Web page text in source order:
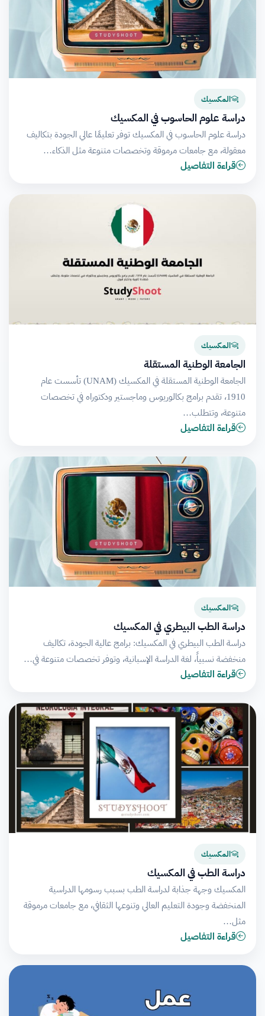
المكسيك
دراسة علوم الحاسوب في المكسيك
دراسة علوم الحاسوب في المكسيك توفر تعليمًا عالي الجودة بتكاليف
معقولة، مع جامعات مرموقة وتخصصات متنوعة مثل الذكاء…
قراءة التفاصيل
المكسيك
الجامعة الوطنية المستقلة
الجامعة الوطنية المستقلة في المكسيك (UNAM) تأسست عام
1910، تقدم برامج بكالوريوس وماجستير ودكتوراه في تخصصات
متنوعة، وتتطلب…
قراءة التفاصيل
المكسيك
دراسة الطب البيطري في المكسيك
دراسة الطب البيطري في المكسيك: برامج عالية الجودة، تكاليف
منخفضة نسبياً، لغة الدراسة الإسبانية، وتوفر تخصصات متنوعة في…
قراءة التفاصيل
المكسيك
دراسة الطب في المكسيك
المكسيك وجهة جذابة لدراسة الطب بسبب رسومها الدراسية
المنخفضة وجودة التعليم العالي وتنوعها الثقافي، مع جامعات مرموقة
مثل…
قراءة التفاصيل